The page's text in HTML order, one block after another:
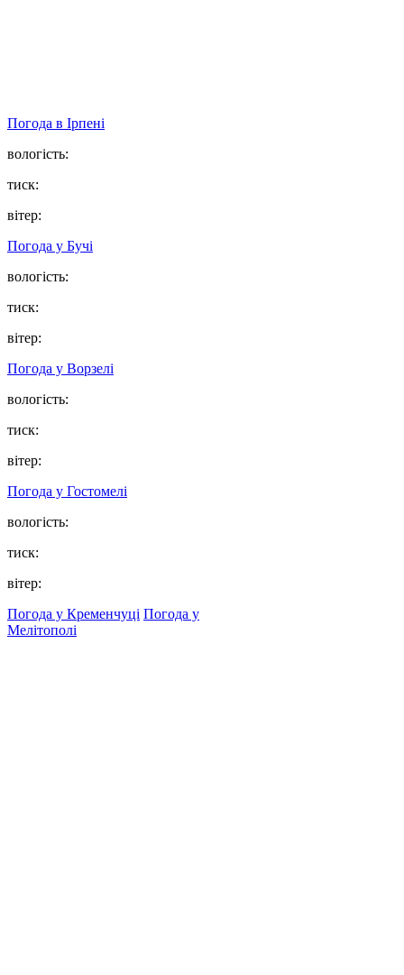
Погода в Ірпені
вологість:
тиск:
вітер:
Погода у Бучі
вологість:
тиск:
вітер:
Погода у Ворзелі
вологість:
тиск:
вітер:
Погода у Гостомелі
вологість:
тиск:
вітер:
Погода у Кременчуці Погода у
Мелітополі